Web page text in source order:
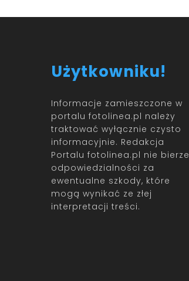
Użytkowniku!
Informacje zamieszczone w
portalu fotolinea.pl należy
traktować wyłącznie czysto
informacyjnie. Redakcja
Portalu fotolinea.pl nie bierze
odpowiedzialności za
ewentualne szkody, które
mogą wynikać ze złej
interpretacji treści.